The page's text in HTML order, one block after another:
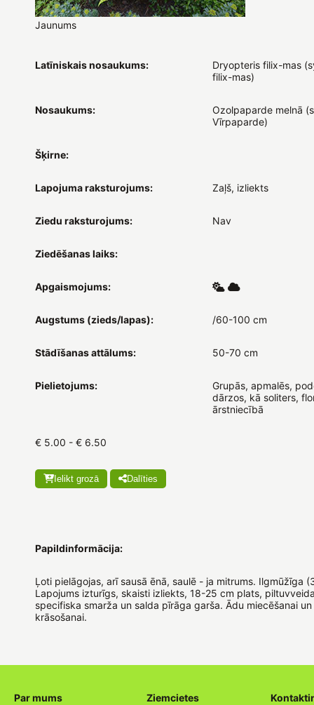
Jaunums
Latīniskais nosaukums:
Dryopteris filix-mas
filix-mas)
Nosaukums:
Ozolpaparde melnā
Vīrpaparde)
Šķirne:
Lapojuma raksturojums: Zaļš, izliekts
Ziedu raksturojums: Nav
Ziedēšanas laiks:
Apgaismojums:
Augstums (zieds/lapas): /60-100 cm
Stādīšanas attālums: 50-70 cm
Pielietojums:
Grupās, apmalēs,
dārzos, kā soliters,
ārstniecībā
€ 5.00 - € 6.50
Ielikt grozā Dalīties
Papildinformācija:
Ļoti pielāgojas, arī sausā ēnā, saulē - ja mitrums. Ilgmūžīga
Lapojums izturīgs, skaisti izliekts, 18-25 cm plats,
specifiska smarža un salda pīrāga garša. Ādu miecēšanai
krāsošanai.
Par mums Ziemcietes